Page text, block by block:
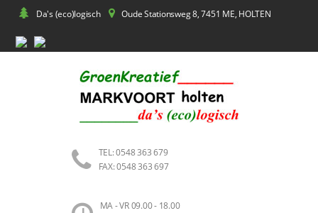
Da's (eco)logisch Oude Stationsweg 8, 7451 ME, HOLTEN
TEL: 0548 363 679
FAX: 0548 363 697
MA - VR 09.00 - 18.00